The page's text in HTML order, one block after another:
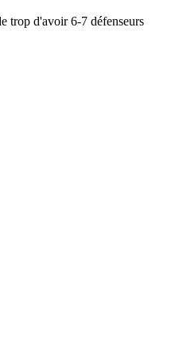
trop d'avoir 6-7 défenseurs